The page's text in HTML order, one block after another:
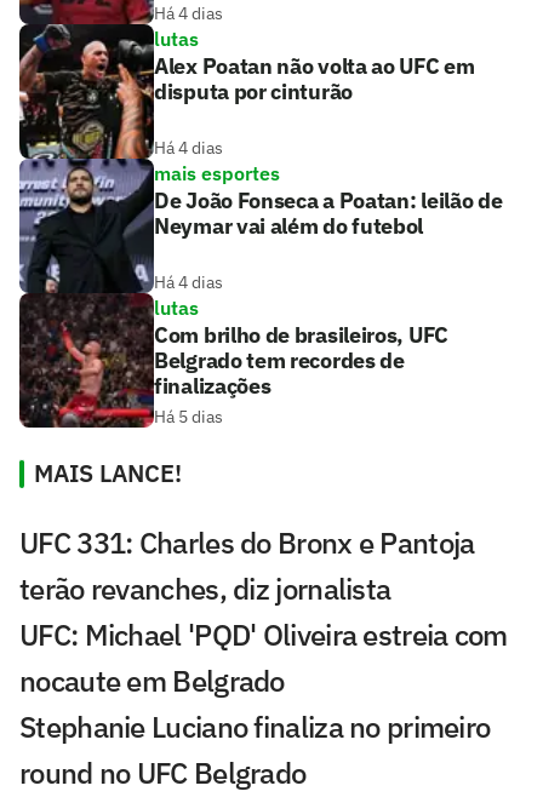
Há 4 dias
lutas
Alex Poatan não volta ao UFC em
disputa por cinturão
Há 4 dias
mais esportes
De João Fonseca a Poatan: leilão de
Neymar vai além do futebol
Há 4 dias
lutas
Com brilho de brasileiros, UFC
Belgrado tem recordes de
finalizações
Há 5 dias
MAIS LANCE!
UFC 331: Charles do Bronx e Pantoja
terão revanches, diz jornalista
UFC: Michael 'PQD' Oliveira estreia com
nocaute em Belgrado
Stephanie Luciano finaliza no primeiro
round no UFC Belgrado